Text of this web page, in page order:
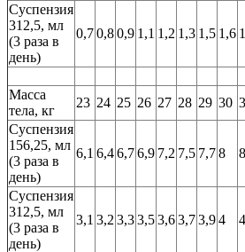
Суспензия
312,5, мл
(3 раза в
день)
0,70,80,9 1,1 1,2 1,3 1,5 1,6
Масса
тела, кг
23 24 25 26 27 28 29 30
Суспензия
156,25, мл
(3 раза в
день)
6,1 6,46,76,9 7,2 7,5 7,78
Суспензия
312,5, мл
(3 раза в
день)
3,1 3,2 3,33,53,63,73,94